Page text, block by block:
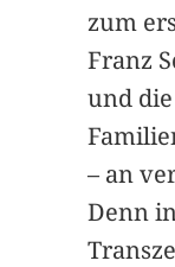
zum
Franz
und
– an
Denn